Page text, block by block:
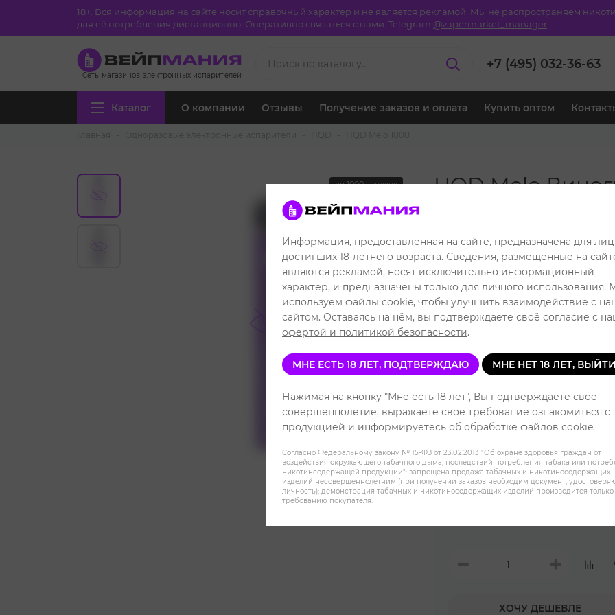
18+. Вся информация на сайте носит справочный характер и не является рекламой. Мы не распространяем
для её потребления дистанционно. Оперативно связаться с нами: Telegram @vapermarket_manager
Сеть магазинов электронных испарителей
+7 (495) 032-36-63
Каталог О компании Отзывы Получение заказов и оплата Купить оптом
до 1000 затяжек HQD Melo
Клубная цена: 899 ₽
Читать отзывы
Уровень
Виноград
Банан
Имбирное печенье
ХОЧУ ДЕШЕВЛЕ
Информация, предоставленная на сайте, предназначена для лиц,
достигших 18-летнего возраста. Сведения, размещенные на
являются рекламой, носят исключительно информационный
характер, и предназначены только для личного использования.
используем файлы cookie, чтобы улучшить взаимодействие с
сайтом. Оставаясь на нём, вы подтверждаете своё согласие с
офертой и политикой безопасности.
МНЕ ЕСТЬ 18 ЛЕТ, ПОДТВЕРЖДАЮ МНЕ НЕТ 18 ЛЕТ, ВЫЙТИ
Нажимая на кнопку "Мне есть 18 лет", Вы подтверждаете свое
совершеннолетие, выражаете свое требование ознакомиться с
продукцией и информируетесь об обработке файлов cookie.
Согласно Федеральному закону № 15-ФЗ от 23.02.2013 "Об охране здоровья граждан от
воздействия окружающего табачного дыма, последствий потребления табака или
никотинсодержащей продукции": запрещена продажа табачных и никотиносодержащих
изделий несовершеннолетним (при получении заказов необходим документ,
личность); демонстрация табачных и никотиносодержащих изделий производится
требованию покупателя.